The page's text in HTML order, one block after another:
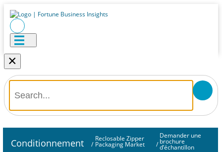
×
Conditionnement /
Reclosable Zipper
Packaging Market /
Demander une
brochure
d’échantillon